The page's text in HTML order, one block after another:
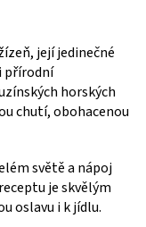
její jedinečné
přírodní
horských
chutí, obohacenou
světě a nápoj
je skvělým
oslavu i k jídlu.